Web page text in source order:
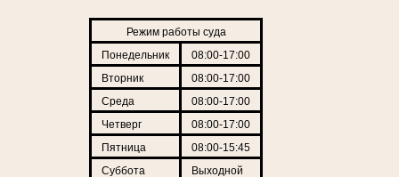
Режим работы суда
Понедельник
08:00-17:00
Вторник
08:00-17:00
Среда
08:00-17:00
Четверг
08:00-17:00
Пятница
08:00-15:45
Суббота
Выходной